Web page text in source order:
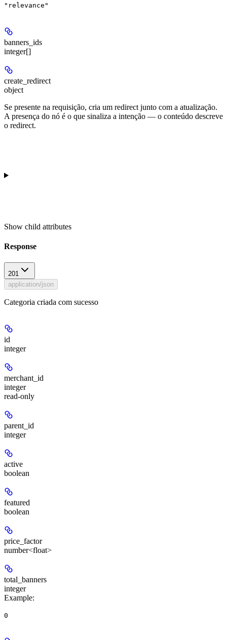
"relevance"
banners_ids
integer[]
create_redirect
object
Se presente na requisição, cria um redirect junto com a atualização.
A presença do nó é o que sinaliza a intenção — o conteúdo descreve
o redirect.
Show child attributes
Response
201
application/json
Categoria criada com sucesso
id
integer
merchant_id
integer
read-only
parent_id
integer
active
boolean
featured
boolean
price_factor
number<float>
total_banners
integer
Example:
0